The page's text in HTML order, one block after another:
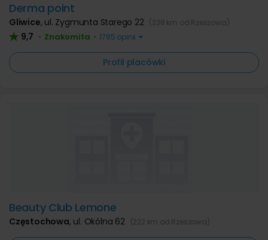
Derma point
Gliwice, ul. Zygmunta Starego 22 (238 km od Rzeszowa)
9,7 • Znakomita • 1785 opinii
Profil placówki
Beauty Club Lemone
Częstochowa, ul. Okólna 62 (222 km od Rzeszowa)